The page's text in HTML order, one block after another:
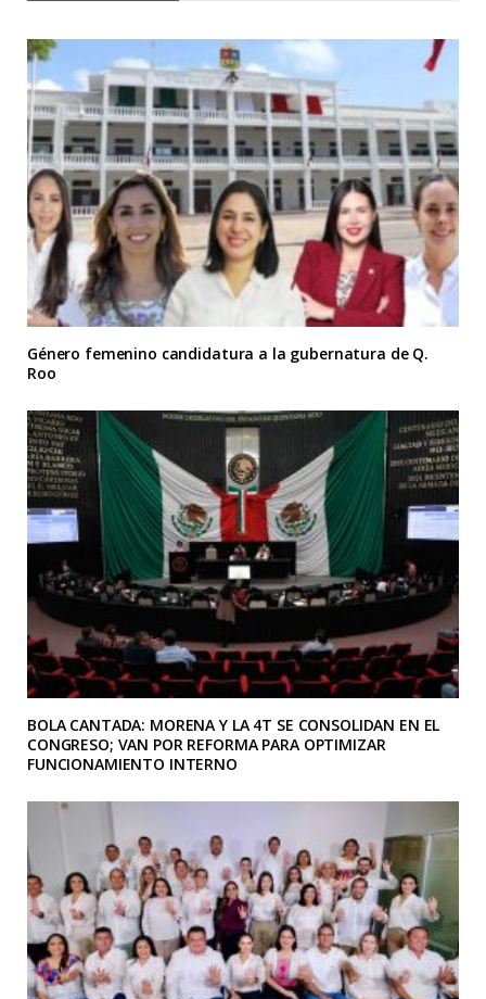
Género femenino candidatura a la gubernatura de Q.
Roo
BOLA CANTADA: MORENA Y LA 4T SE CONSOLIDAN EN EL
CONGRESO; VAN POR REFORMA PARA OPTIMIZAR
FUNCIONAMIENTO INTERNO